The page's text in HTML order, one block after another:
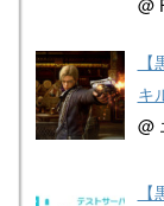
キ
@